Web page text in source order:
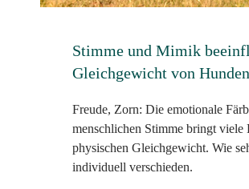
Stimme und Mimik
Gleichgewicht von Hunden
Freude, Zorn: Die emotionale
menschlichen Stimme bringt viele
physischen Gleichgewicht. Wie
individuell verschieden.